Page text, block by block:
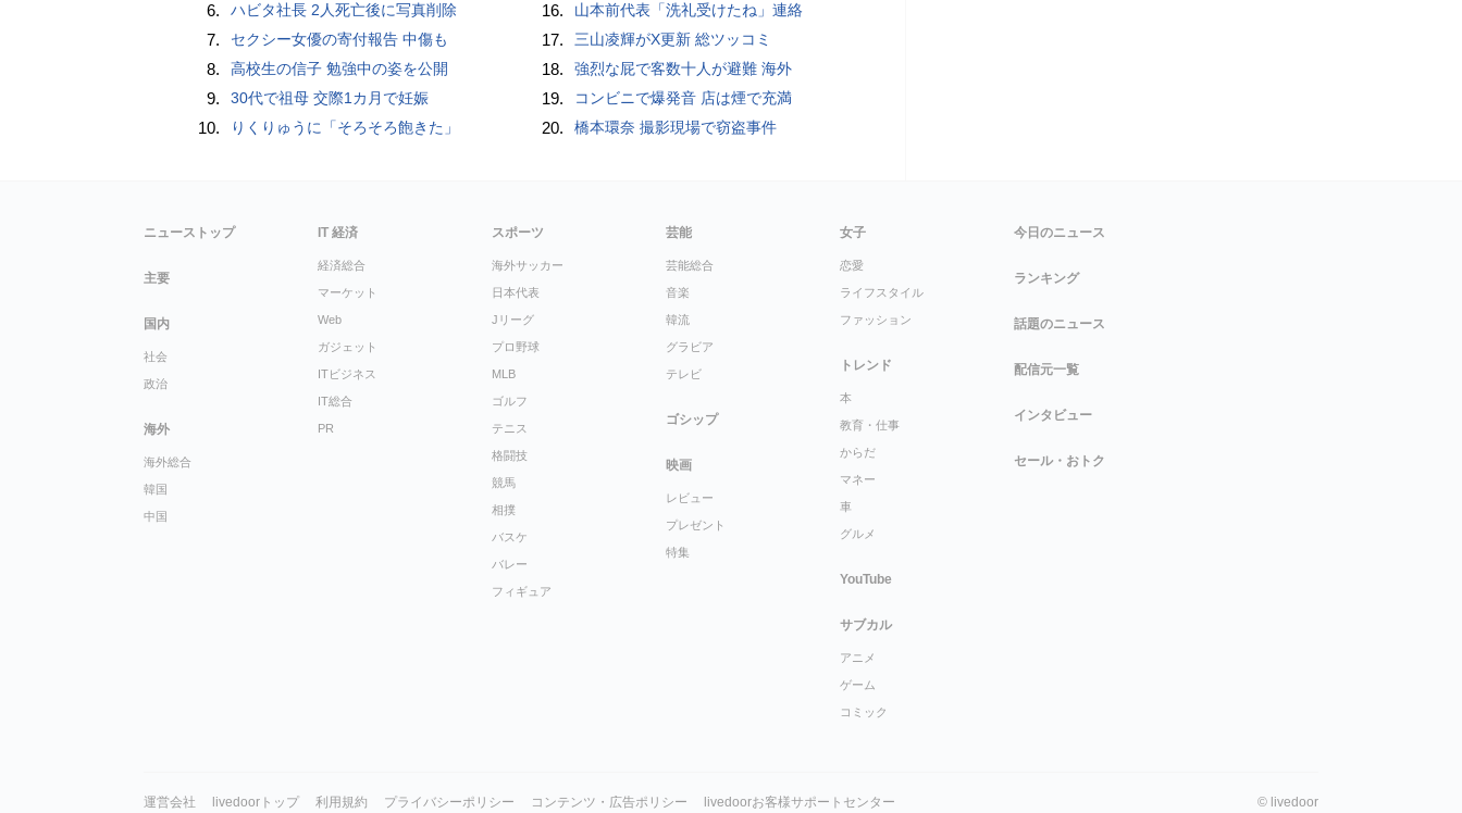
6. ハビタ社長 2人死亡後に写真削除
7. セクシー女優の寄付報告 中傷も
8. 高校生の信子 勉強中の姿を公開
9. 30代で祖母 交際1カ月で妊娠
10. りくりゅうに「そろそろ飽きた」
16. 山本前代表「洗礼受けたね」連絡
17. 三山凌輝がX更新 総ツッコミ
18. 強烈な屁で客数十人が避難 海外
19. コンビニで爆発音 店は煙で充満
20. 橋本環奈 撮影現場で窃盗事件
ニューストップ
主要
国内
社会
政治
海外
海外総合
韓国
中国
IT 経済
経済総合
マーケット
Web
ガジェット
ITビジネス
IT総合
PR
スポーツ
海外サッカー
日本代表
Jリーグ
プロ野球
MLB
ゴルフ
テニス
格闘技
競馬
相撲
バスケ
バレー
フィギュア
芸能
芸能総合
音楽
韓流
グラビア
テレビ
ゴシップ
映画
レビュー
プレゼント
特集
女子
恋愛
ライフスタイル
ファッション
トレンド
本
教育・仕事
からだ
マネー
車
グルメ
YouTube
サブカル
アニメ
ゲーム
コミック
今日のニュース
ランキング
話題のニュース
配信元一覧
インタビュー
セール・おトク
運営会社 livedoorトップ 利用規約 プライバシーポリシー コンテンツ・広告ポリシー livedoorお客様サポートセンター © livedoor